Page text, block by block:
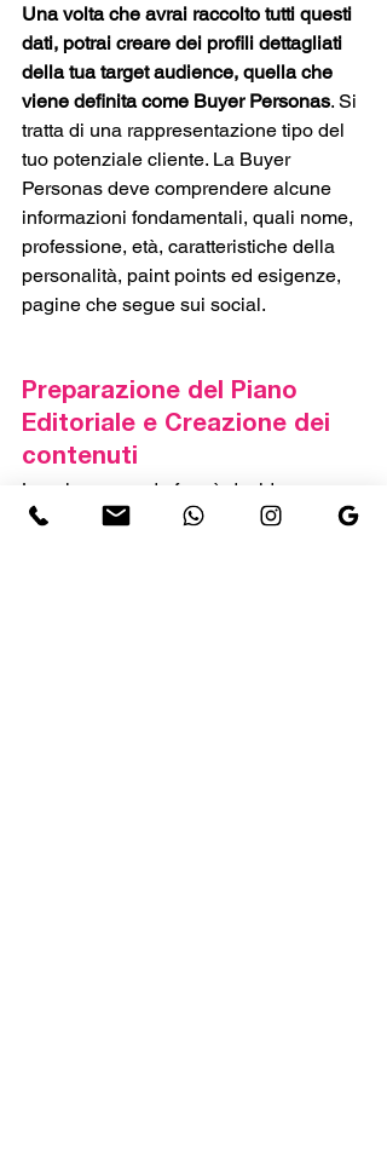
Una volta che avrai raccolto tutti questi
dati, potrai creare dei profili dettagliati
della tua target audience, quella che
viene definita come Buyer Personas. Si
tratta di una rappresentazione tipo del
tuo potenziale cliente. La Buyer
Personas deve comprendere alcune
informazioni fondamentali, quali nome,
professione, età, caratteristiche della
personalità, paint points ed esigenze,
pagine che segue sui social.
Preparazione del Piano
Editoriale e Creazione dei
contenuti
La prima cosa da fare è decidere su
quali piattaforme
dovrebbe essere